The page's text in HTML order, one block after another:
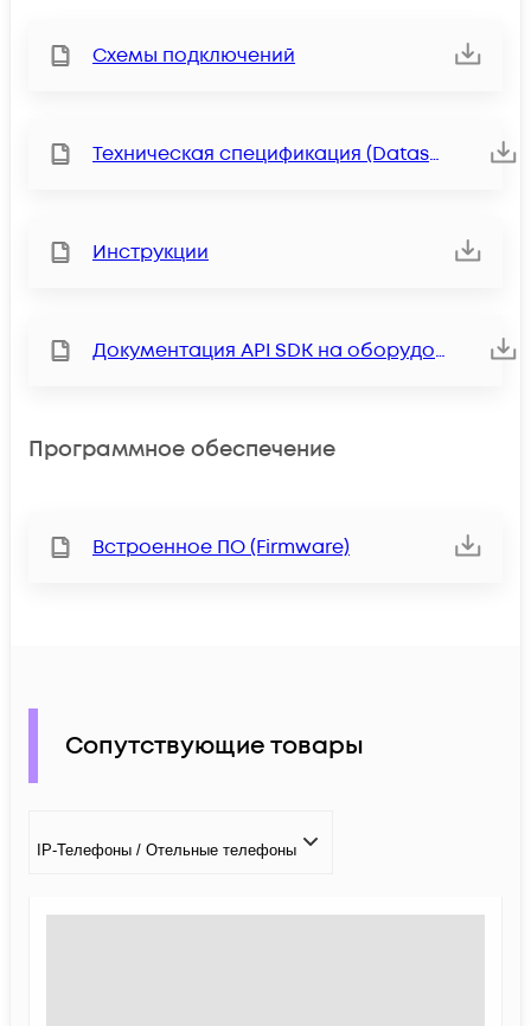
Схемы подключений
Техническая спецификация (Datasheet)
Инструкции
Документация API SDK на оборудование серии DKS
Программное обеспечение
Встроенное ПО (Firmware)
Сопутствующие товары
IP-Телефоны / Отельные телефоны